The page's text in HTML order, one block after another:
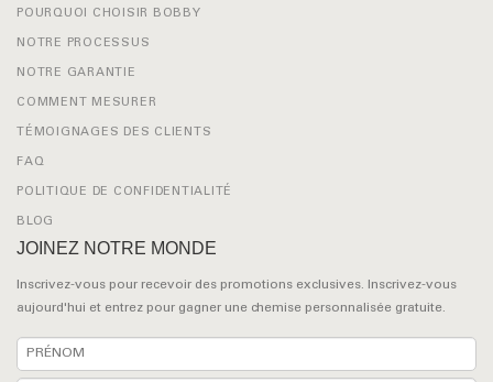
POURQUOI CHOISIR BOBBY
NOTRE PROCESSUS
NOTRE GARANTIE
COMMENT MESURER
TÉMOIGNAGES DES CLIENTS
FAQ
POLITIQUE DE CONFIDENTIALITÉ
BLOG
JOINEZ NOTRE MONDE
Inscrivez-vous pour recevoir des promotions exclusives. Inscrivez-vous
aujourd'hui et entrez pour gagner une chemise personnalisée gratuite.